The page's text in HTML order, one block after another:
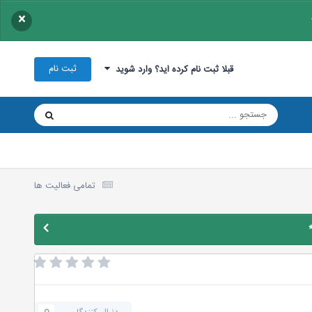
×
قبلا ثبت نام کرده اید؟ وارد شوید ثبت نام
تمامی فعالیت ها